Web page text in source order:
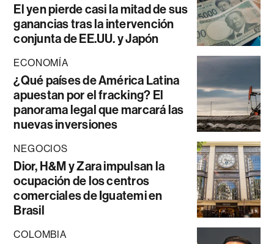
El yen pierde casi la mitad de sus
ganancias tras la intervención
conjunta de EE.UU. y Japón
ECONOMÍA
¿Qué países de América Latina
apuestan por el fracking? El
panorama legal que marcará las
nuevas inversiones
NEGOCIOS
Dior, H&M y Zara impulsan la
ocupación de los centros
comerciales de Iguatemi en
Brasil
COLOMBIA